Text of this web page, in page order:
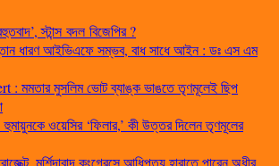
স্টান্স বদল বিজেপির ?
ধারণ আইভিএফে সম্ভব, বাধ সাধে আইন : ডঃ এস এম
মমতার মুসলিম ভোট ব্যাঙ্ক ভাঙতে তৃণমূলেই ছিপ
ওয়েসির ‘ফিলার,’ কী উত্তর দিলেন তৃণমূলের
মুর্শিদাবাদ কংগ্রেসে আধিপত্য হারাতে পারেন অধীর